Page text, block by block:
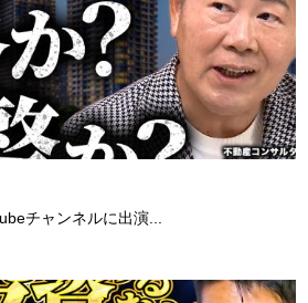
チャンネルに出演...